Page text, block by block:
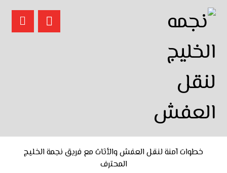
خطوات آمنة لنقل العفش والأثاث مع فريق نجمة الخليج
المحترف